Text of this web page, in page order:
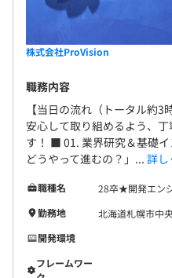
株式会社ProVision
職務内容
【当日の流れ（トータル約
安心して取り組めるよう、
す！ ■ 01. 業界研究＆基礎イ
どうやって進むの？」... 詳し
職種名
28卒★開発エン
勤務地
北海道札幌市中
開発環境
フレームワー